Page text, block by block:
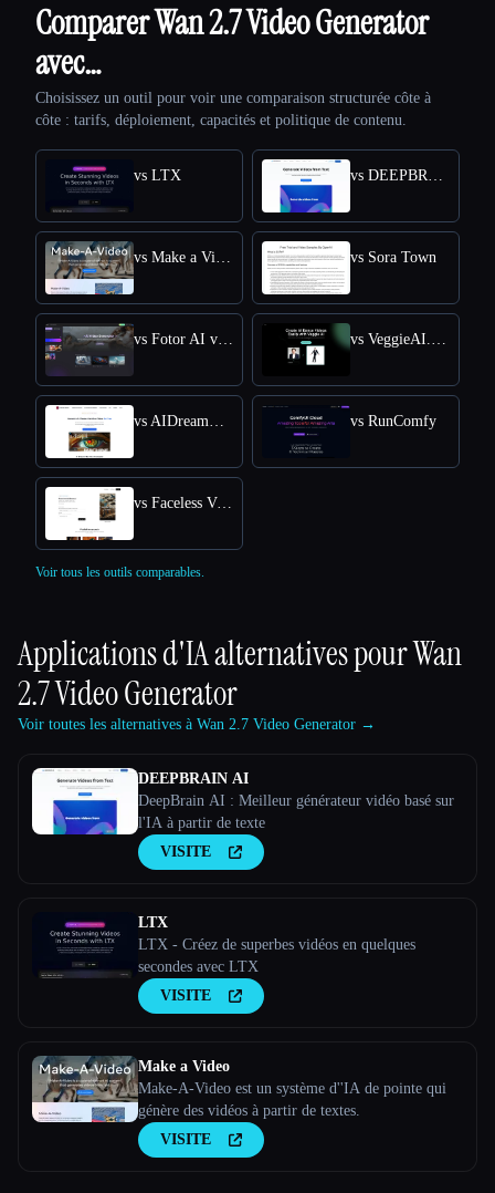
Comparer Wan 2.7 Video Generator
avec…
Choisissez un outil pour voir une comparaison structurée côte à
côte : tarifs, déploiement, capacités et politique de contenu.
vs LTX vs DEEPBRAIN AI
vs Make a Video vs Sora Town
vs Fotor AI video generator vs VeggieAI.dance: Create AI Dance Videos with Veggie AI Free Online
vs AIDreamMachine vs RunComfy
vs Faceless Videos AI
Voir tous les outils comparables.
Applications d'IA alternatives pourWan
2.7 Video Generator
Voir toutes les alternatives à Wan 2.7 Video Generator →
DEEPBRAIN AI
DeepBrain AI : Meilleur générateur vidéo basé sur
l'IA à partir de texte
VISITE
LTX
LTX - Créez de superbes vidéos en quelques
secondes avec LTX
VISITE
Make a Video
Make-A-Video est un système d''IA de pointe qui
génère des vidéos à partir de textes.
VISITE